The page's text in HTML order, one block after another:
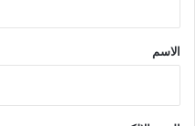
*
الاسم